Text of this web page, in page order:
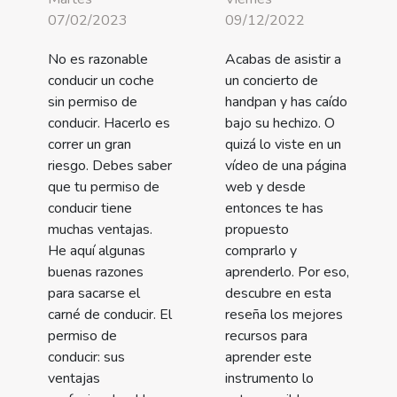
07/02/2023
No es razonable
conducir un coche
sin permiso de
conducir. Hacerlo es
correr un gran
riesgo. Debes saber
que tu permiso de
conducir tiene
muchas ventajas.
He aquí algunas
buenas razones
para sacarse el
carné de conducir. El
permiso de
conducir: sus
ventajas
09/12/2022
Acabas de asistir a
un concierto de
handpan y has caído
bajo su hechizo. O
quizá lo viste en un
vídeo de una página
web y desde
entonces te has
propuesto
comprarlo y
aprenderlo. Por eso,
descubre en esta
reseña los mejores
recursos para
aprender este
instrumento lo